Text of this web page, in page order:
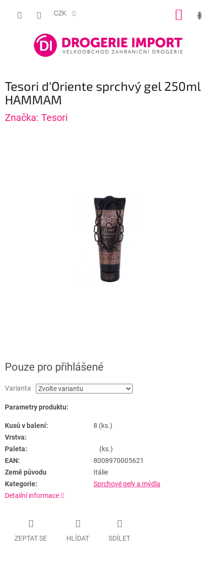
CZK
Tesori d'Oriente sprchvý gel 250ml
HAMMAM
Značka: Tesori
Pouze pro přihlášené
Varianta
Parametry produktu:
Kusů v balení:
8 (ks.)
Vrstva:
Paleta:
(ks.)
EAN:
8008970005621
Země původu
Itálie
Kategorie:
Sprchové gely a mýdla
Detailní informace
ZEPTAT SE HLÍDAT SDÍLET